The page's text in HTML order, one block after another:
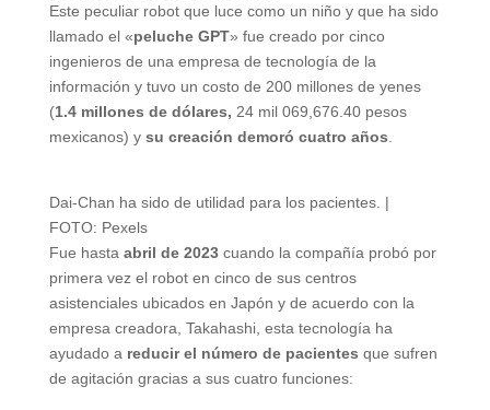
Este peculiar robot que luce como un niño y que ha sido
llamado el «peluche GPT» fue creado por cinco
ingenieros de una empresa de tecnología de la
información y tuvo un costo de 200 millones de yenes
(1.4 millones de dólares, 24 mil 069,676.40 pesos
mexicanos) y su creación demoró cuatro años
Dai-Chan ha sido de utilidad para los pacientes. |
FOTO: Pexels
Fue hasta abril de 2023cuando la compañía probó por
primera vez el robot en cinco de sus centros
asistenciales ubicados en Japón y de acuerdo con la
empresa creadora, Takahashi, esta tecnología ha
ayudado a reducir el número de pacientes que sufren
de agitación gracias a sus cuatro funciones: